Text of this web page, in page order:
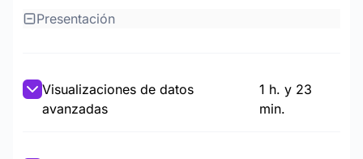
Presentación
Visualizaciones de datos
avanzadas
1 h. y 23
min.